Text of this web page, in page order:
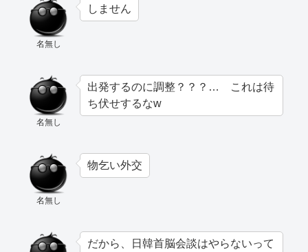
名無し
しません
名無し
出発するのに調整？？？… これは待
ち伏せするなw
名無し
物乞い外交
だから、日韓首脳会談はやらないって